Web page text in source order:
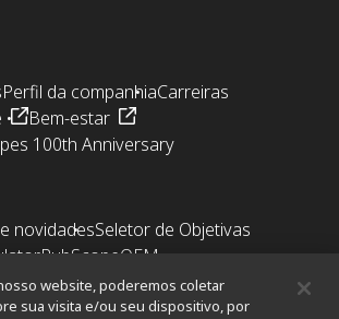
Perfil da companhiaCarreiras
Bem-estar
100th Anniversary
novidadesSeletor de Objetivas
PubScopeOEM
MicroscopyU
website, poderemos coletar
sua visita e/ou seu dispositivo, por